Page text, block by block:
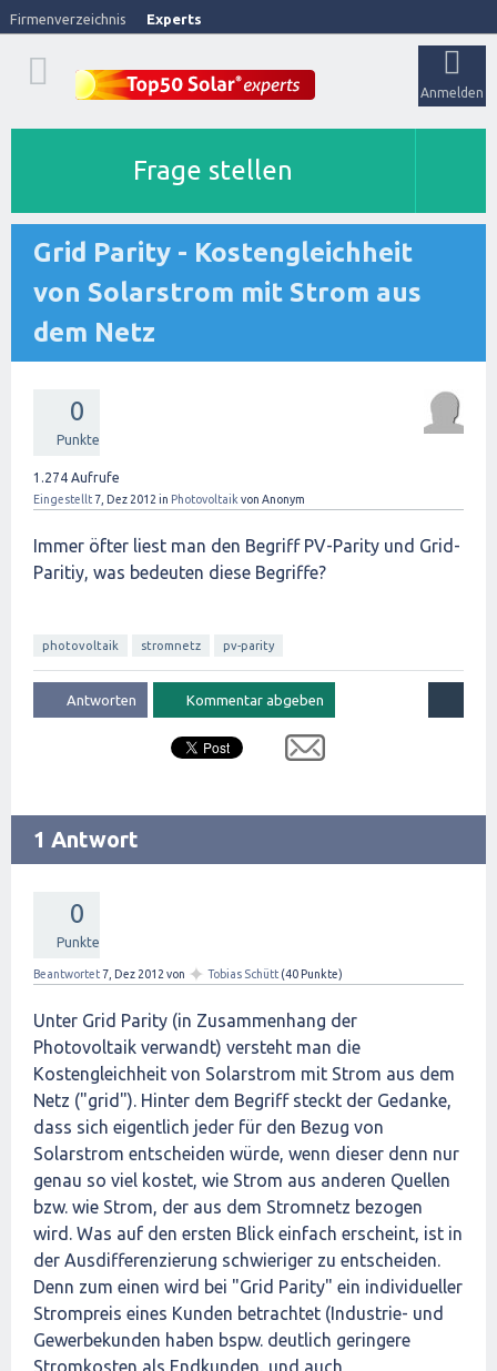
Firmenverzeichnis Experts
Anmelden
Frage stellen
Grid Parity - Kostengleichheit
von Solarstrom mit Strom aus
dem Netz
0
Punkte
1.274 Aufrufe
Eingestellt7, Dez 2012 in Photovoltaik von Anonym
Immer öfter liest man den Begriff PV-Parity und Grid-
Paritiy, was bedeuten diese Begriffe?
photovoltaik stromnetz pv-parity
1 Antwort
0
Punkte
Beantwortet7, Dez 2012 von ✦ Tobias Schütt (40 Punkte)
Unter Grid Parity (in Zusammenhang der
Photovoltaik verwandt) versteht man die
Kostengleichheit von Solarstrom mit Strom aus dem
Netz ("grid"). Hinter dem Begriff steckt der Gedanke,
dass sich eigentlich jeder für den Bezug von
Solarstrom entscheiden würde, wenn dieser denn nur
genau so viel kostet, wie Strom aus anderen Quellen
bzw. wie Strom, der aus dem Stromnetz bezogen
wird. Was auf den ersten Blick einfach erscheint, ist in
der Ausdifferenzierung schwieriger zu entscheiden.
Denn zum einen wird bei "Grid Parity" ein individueller
Strompreis eines Kunden betrachtet (Industrie- und
Gewerbekunden haben bspw. deutlich geringere
Stromkosten als Endkunden, und auch